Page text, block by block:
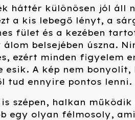
háttér különösen jól áll
a kis lebegő lényt, a
fület és a kezében
álom belsejében úszna.
ezért minden figyelem
esik. A kép nem
tud ennyire pontos lenni.
szépen, halkan
egy olyan félmosoly,